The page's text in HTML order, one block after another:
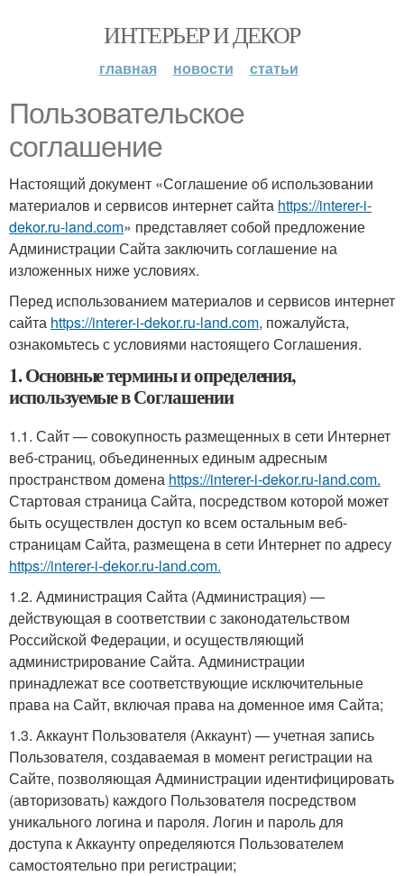
ИНТЕРЬЕР И ДЕКОР
главная новости статьи
Пользовательское
соглашение
Настоящий документ «Соглашение об использовании
материалов и сервисов интернет сайта https://interer-i-
dekor.ru-land.com» представляет собой предложение
Администрации Сайта заключить соглашение на
изложенных ниже условиях.
Перед использованием материалов и сервисов интернет
сайта https://interer-i-dekor.ru-land.com, пожалуйста,
ознакомьтесь с условиями настоящего Соглашения.
1. Основные термины и определения,
используемые в Соглашении
1.1. Сайт — совокупность размещенных в сети Интернет
веб-страниц, объединенных единым адресным
пространством домена https://interer-i-dekor.ru-land.com.
Стартовая страница Сайта, посредством которой может
быть осуществлен доступ ко всем остальным веб-
страницам Сайта, размещена в сети Интернет по адресу
https://interer-i-dekor.ru-land.com.
1.2. Администрация Сайта (Администрация) —
действующая в соответствии с законодательством
Российской Федерации, и осуществляющий
администрирование Сайта. Администрации
принадлежат все соответствующие исключительные
права на Сайт, включая права на доменное имя Сайта;
1.3. Аккаунт Пользователя (Аккаунт) — учетная запись
Пользователя, создаваемая в момент регистрации на
Сайте, позволяющая Администрации идентифицировать
(авторизовать) каждого Пользователя посредством
уникального логина и пароля. Логин и пароль для
доступа к Аккаунту определяются Пользователем
самостоятельно при регистрации;